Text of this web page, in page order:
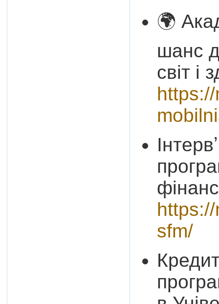
🌍
шанс
світ і
sfm/